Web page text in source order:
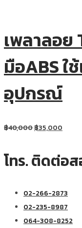
เพลาลอย
มือABS ใ
อุปกรณ์
฿40,000฿35,000
โทร. ติดต่อ
02-266-2873
02-235-8987
064-308-8252